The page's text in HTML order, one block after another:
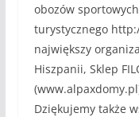
obozów
turystycznego
największy
Hiszpanii, Sklep
Dziękujemy także